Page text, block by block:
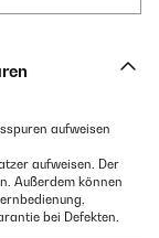
aufweisen
aufweisen. Der
Außerdem können
bei Defekten.